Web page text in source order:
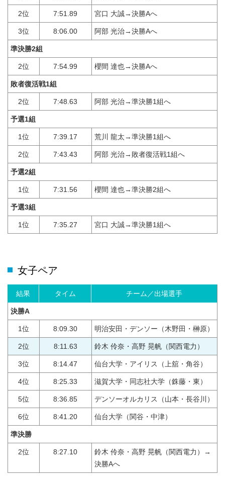
2位 7:51.89 宮口 大誠→決勝Aへ
3位 8:06.00 阿部 光治→決勝Aへ
準決勝2組
2位 7:54.99 櫻間 達也→決勝Aへ
敗者復活戦1組
2位 7:48.63 阿部 光治→準決勝1組へ
予選1組
1位 7:39.17 荒川 龍太→準決勝1組へ
2位 7:43.43 阿部 光治→敗者復活戦1組へ
予選2組
1位 7:31.56 櫻間 達也→準決勝2組へ
予選3組
1位 7:35.27 宮口 大誠→準決勝1組へ
女子ペア
結果 タイム チーム／出場選手
決勝A
1位 8:09.30 明治安田・デンソー（木野田・榊原）
2位 8:11.63 鈴木 伶奈・高野 晃帆（関西電力）
3位 8:14.47 仙台大学・アイリス（上舘・角谷）
4位 8:25.33 滋賀大学・同志社大学（銖藤・東）
5位 8:36.85 デンソーオルカリス（山本・長谷川）
6位 8:41.20 仙台大学（関谷・中津）
準決勝
2位 8:27.10
鈴木 伶奈・高野 晃帆（関西電力）→
決勝Aへ